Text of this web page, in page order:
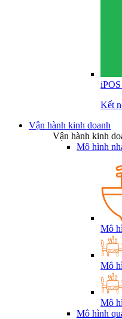
Kết
Vận hành kinh doanh
Vận hành kinh
Mô hình
Mô
Mô
Mô
Mô hình